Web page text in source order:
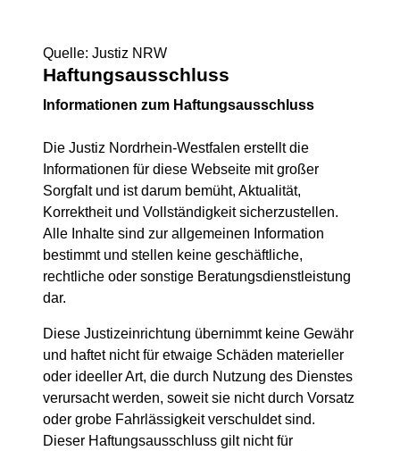
Quelle: Justiz NRW
Haftungsausschluss
Informationen zum Haftungsausschluss
Die Justiz Nordrhein-Westfalen erstellt die
Informationen für diese Webseite mit großer
Sorgfalt und ist darum bemüht, Aktualität,
Korrektheit und Vollständigkeit sicherzustellen.
Alle Inhalte sind zur allgemeinen Information
bestimmt und stellen keine geschäftliche,
rechtliche oder sonstige Beratungsdienstleistung
dar.
Diese Justizeinrichtung übernimmt keine Gewähr
und haftet nicht für etwaige Schäden materieller
oder ideeller Art, die durch Nutzung des Dienstes
verursacht werden, soweit sie nicht durch Vorsatz
oder grobe Fahrlässigkeit verschuldet sind.
Dieser Haftungsausschluss gilt nicht für